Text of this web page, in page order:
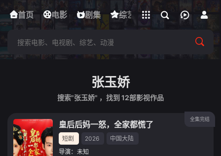
首页 电影 剧集 综艺 动漫 短剧
下载客户端
立即登录
张玉娇
搜索"张玉娇" ，找到 12部影视作品
全集完结
皇后后妈一怒，全家都慌了
短剧 2026
中国大陆
导演： 未知